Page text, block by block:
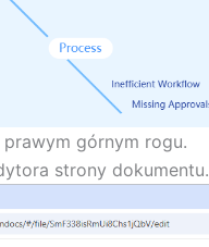
górnym rogu.
strony dokumentu.